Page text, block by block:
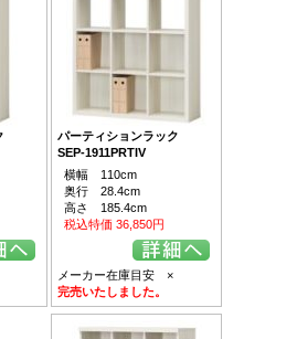
パーティションラック
SEP-1911PRTIV
横幅 110cm
奥行 28.4cm
高さ 185.4cm
税込特価 36,850円
メーカー在庫目安 ×
完売いたしました。